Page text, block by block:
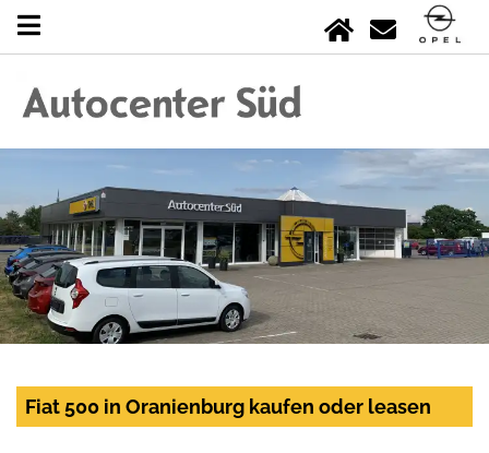
Fiat 500 in Oranienburg kaufen oder leasen